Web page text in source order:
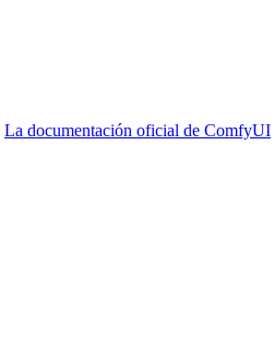
La documentación oficial de ComfyUI